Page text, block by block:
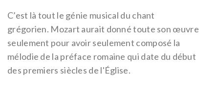
C’est là tout le génie musical du chant
grégorien. Mozart aurait donné toute son œuvre
seulement pour avoir seulement composé la
mélodie de la préface romaine qui date du début
des premiers siècles de l'Église.